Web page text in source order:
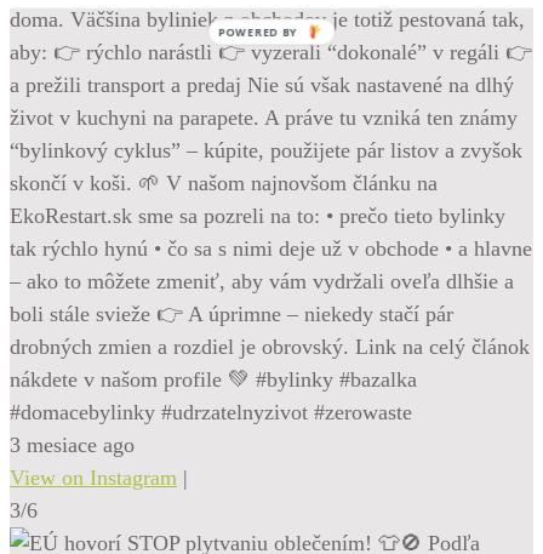
doma. Väčšina byliniek z obchodov je totiž pestovaná tak,
aby: 👉 rýchlo narástli 👉 vyzerali “dokonalé” v regáli 👉
a prežili transport a predaj Nie sú však nastavené na dlhý
život v kuchyni na parapete. A práve tu vzniká ten známy
“bylinkový cyklus” – kúpite, použijete pár listov a zvyšok
skončí v koši. 🌱 V našom najnovšom článku na
EkoRestart.sk sme sa pozreli na to: • prečo tieto bylinky
tak rýchlo hynú • čo sa s nimi deje už v obchode • a hlavne
– ako to môžete zmeniť, aby vám vydržali oveľa dlhšie a
boli stále svieže 👉 A úprimne – niekedy stačí pár
drobných zmien a rozdiel je obrovský. Link na celý článok
nákdete v našom profile 💚 #bylinky #bazalka
#domacebylinky #udrzatelnyzivot #zerowaste
3 mesiace ago
View on Instagram |
3/6
POWERED BY